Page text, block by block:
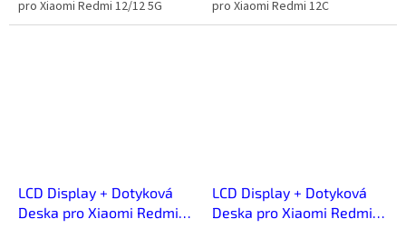
pro Xiaomi Redmi 12/12 5G
pro Xiaomi Redmi 12C
LCD Display + Dotyková
Deska pro Xiaomi Redmi 5
LCD Display + Dotyková
Deska pro Xiaomi Redmi 7